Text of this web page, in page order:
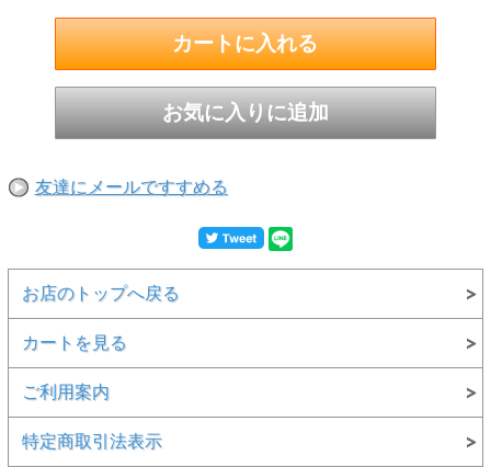
友達にメールですすめる
お店のトップへ戻る
カートを見る
ご利用案内
特定商取引法表示